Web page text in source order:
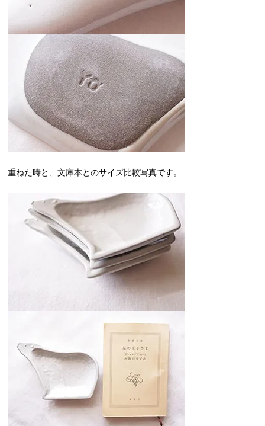
重ねた時と、文庫本とのサイズ比較写真です。